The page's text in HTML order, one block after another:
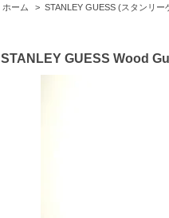
ホーム > STANLEY GUESS (スタンリー
STANLEY GUESS Wood